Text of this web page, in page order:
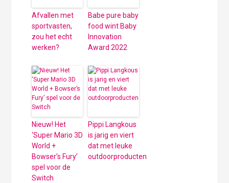
Afvallen met
sportvasten,
zou het echt
werken?
Babe pure baby
food wint Baby
Innovation
Award 2022
Nieuw! Het
‘Super Mario 3D
World +
Bowser’s Fury’
spel voor de
Switch
Pippi Langkous
is jarig en viert
dat met leuke
outdoorproducten